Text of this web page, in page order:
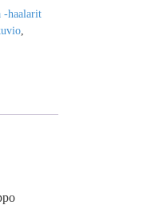
-haalarit
,